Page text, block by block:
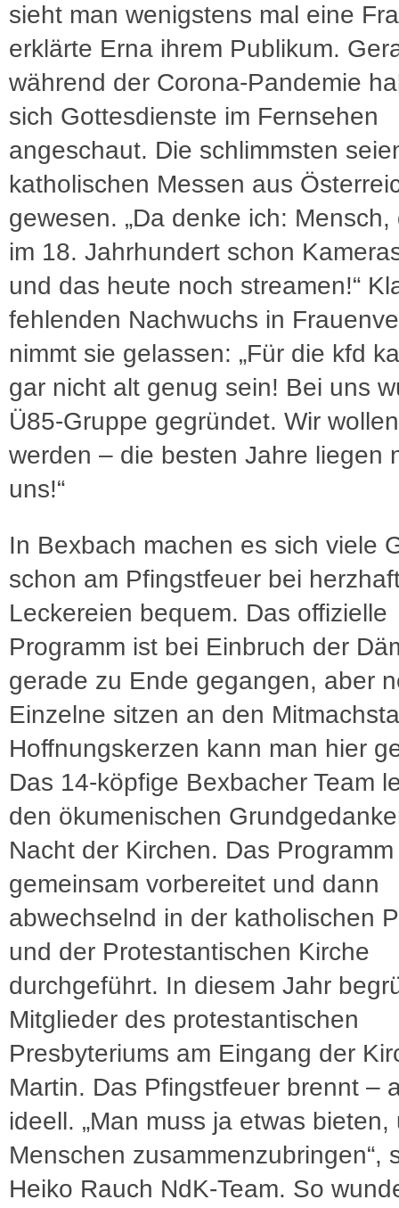
sieht man wenigstens mal eine
erklärte Erna ihrem Publikum.
während der Corona-Pandemie
sich Gottesdienste im Fernsehen
angeschaut. Die schlimmsten
katholischen Messen aus
gewesen. „Da denke ich: Mensch,
im 18. Jahrhundert schon
und das heute noch streamen!“
fehlenden Nachwuchs in
nimmt sie gelassen: „Für die kfd
gar nicht alt genug sein! Bei uns
Ü85-Gruppe gegründet. Wir
werden – die besten Jahre liegen
uns!“
In Bexbach machen es sich viele
schon am Pfingstfeuer bei
Leckereien bequem. Das offizielle
Programm ist bei Einbruch der
gerade zu Ende gegangen, aber
Einzelne sitzen an den
Hoffnungskerzen kann man hier
Das 14-köpfige Bexbacher Team
den ökumenischen
Nacht der Kirchen. Das
gemeinsam vorbereitet und dann
abwechselnd in der katholischen
und der Protestantischen Kirche
durchgeführt. In diesem Jahr
Mitglieder des protestantischen
Presbyteriums am Eingang der
Martin. Das Pfingstfeuer brennt –
ideell. „Man muss ja etwas bieten,
Menschen zusammenzubringen“,
Heiko Rauch NdK-Team. So